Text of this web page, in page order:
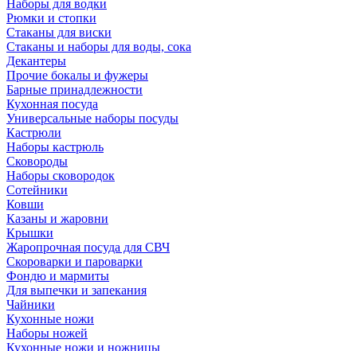
Наборы для водки
Рюмки и стопки
Стаканы для виски
Стаканы и наборы для воды, сока
Декантеры
Прочие бокалы и фужеры
Барные принадлежности
Кухонная посуда
Универсальные наборы посуды
Кастрюли
Наборы кастрюль
Сковороды
Наборы сковородок
Сотейники
Ковши
Казаны и жаровни
Крышки
Жаропрочная посуда для СВЧ
Скороварки и пароварки
Фондю и мармиты
Для выпечки и запекания
Чайники
Кухонные ножи
Наборы ножей
Кухонные ножи и ножницы